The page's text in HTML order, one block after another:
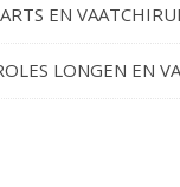
EN
LONGEN EN